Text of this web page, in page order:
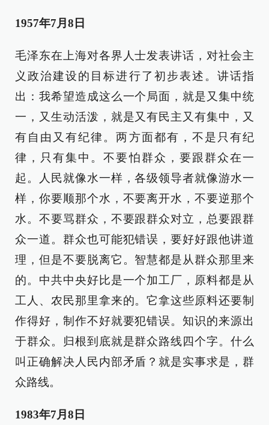
1957年7月8日
毛泽东在上海对各界人士发表讲话，对社会主
义政治建设的目标进行了初步表述。讲话指
出：我希望造成这么一个局面，就是又集中统
一，又生动活泼，就是又有民主又有集中，又
有自由又有纪律。两方面都有，不是只有纪
律，只有集中。不要怕群众，要跟群众在一
起。人民就像水一样，各级领导者就像游水一
样，你要顺那个水，不要离开水，不要逆那个
水。不要骂群众，不要跟群众对立，总要跟群
众一道。群众也可能犯错误，要好好跟他讲道
理，但是不要脱离它。智慧都是从群众那里来
的。中共中央好比是一个加工厂，原料都是从
工人、农民那里拿来的。它拿这些原料还要制
作得好，制作不好就要犯错误。知识的来源出
于群众。归根到底就是群众路线四个字。什么
叫正确解决人民内部矛盾？就是实事求是，群
众路线。
1983年7月8日